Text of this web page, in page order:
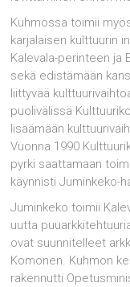
Kuhmossa toimii
karjalaisen kulttuurin
Kalevala-perinteen ja
sekä edistämään
liittyvää
puolivälissä
lisäämään
Vuonna 1990
pyrki saattamaan
käynnisti Juminkeko-
Juminkeko toimii
uutta
ovat suunnitelleet
Komonen. Kuhmon
rakennutti